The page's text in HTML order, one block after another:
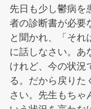
先日も少し鬱病を
者の診断書が必要
と聞かれ、「それ
に話しなさい。あ
けれど、今の状況
る。だから戻りた
さい。先生もちゃ